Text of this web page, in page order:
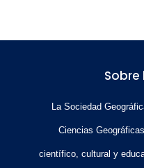
La Sociedad
Ciencias
científico, cultural y